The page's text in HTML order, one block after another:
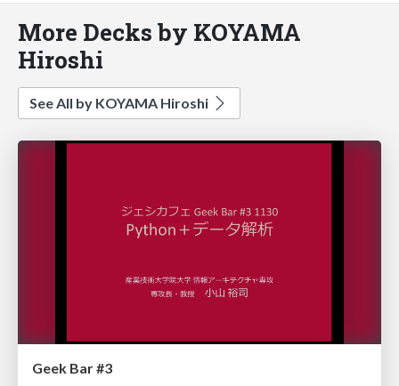
More Decks by KOYAMA
Hiroshi
See All by KOYAMA Hiroshi
Geek Bar #3